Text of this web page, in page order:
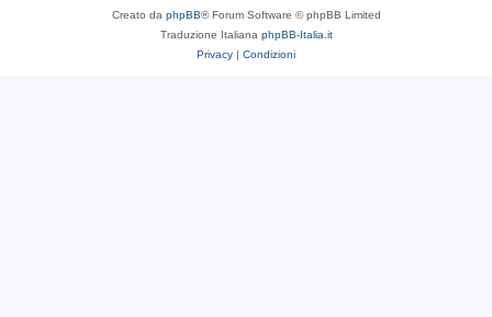
Creato da phpBB® Forum Software © phpBB Limited
Traduzione Italiana phpBB-Italia.it
Privacy | Condizioni